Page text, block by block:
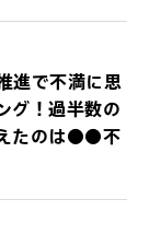
進で不満に思
グ！過半数の
たのは●●不